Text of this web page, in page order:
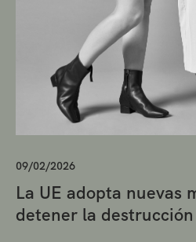
09/02/2026
La UE adopta nuevas
detener la